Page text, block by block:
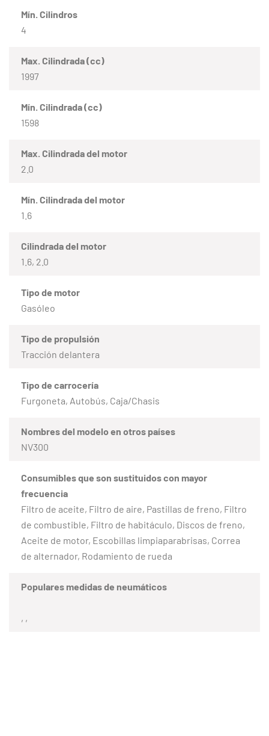
Mín. Cilindros
4
Max. Cilindrada (cc)
1997
Mín. Cilindrada (cc)
1598
Max. Cilindrada del motor
2.0
Mín. Cilindrada del motor
1.6
Cilindrada del motor
1.6, 2.0
Tipo de motor
Gasóleo
Tipo de propulsión
Tracción delantera
Tipo de carrocería
Furgoneta, Autobús, Caja/Chasis
Nombres del modelo en otros países
NV300
Consumibles que son sustituidos con mayor
frecuencia
Filtro de aceite, Filtro de aire, Pastillas de freno, Filtro
de combustible, Filtro de habitáculo, Discos de freno,
Aceite de motor, Escobillas limpiaparabrisas, Correa
de alternador, Rodamiento de rueda
Populares medidas de neumáticos
, ,